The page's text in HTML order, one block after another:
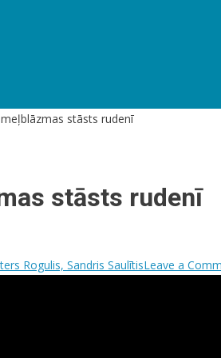
stāsts rudenī
stāsts rudenī
Rogulis, Sandris SaulītisLeave a